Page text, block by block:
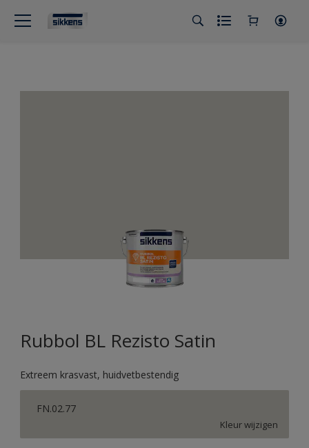
Rubbol BL Rezisto Satin
Extreem krasvast, huidvetbestendig
FN.02.77
Kleur wijzigen